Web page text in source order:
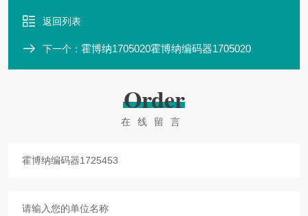
返回列表
下一个： 霍博纳1705020霍博纳编码器1705020
Order
在线留言